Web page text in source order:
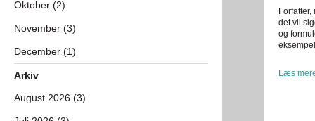
det vil
og
Læs
Oktober (2)
November (3)
December (1)
Arkiv
August 2026 (3)